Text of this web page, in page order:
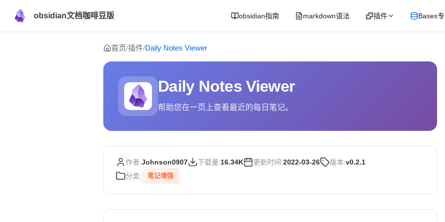
obsidian文档咖啡豆版 obsidian指南 markdown语法 插件 Bases
Skip to content
首页/插件/Daily Notes Viewer
Daily Notes Viewer
帮助您在一页上查看最近的每日笔记。
作者:Johnson0907 下载量:16.34K 更新时间:2022-03-26 版本:v0.2.1
分类:
笔记增强